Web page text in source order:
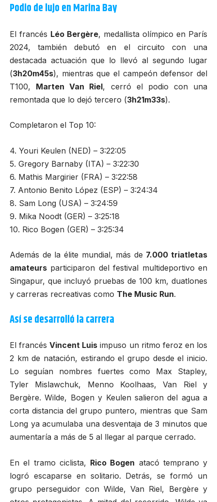
Podio de lujo en Marina Bay
El francés Léo Bergère, medallista olímpico en París
2024, también debutó en el circuito con una
destacada actuación que lo llevó al segundo lugar
(3h20m45s), mientras que el campeón defensor del
T100, Marten Van Riel, cerró el podio con una
remontada que lo dejó tercero (3h21m33s).
Completaron el Top 10:
4. Youri Keulen (NED) – 3:22:05
5. Gregory Barnaby (ITA) – 3:22:30
6. Mathis Margirier (FRA) – 3:22:58
7. Antonio Benito López (ESP) – 3:24:34
8. Sam Long (USA) – 3:24:59
9. Mika Noodt (GER) – 3:25:18
10. Rico Bogen (GER) – 3:25:34
Además de la élite mundial, más de 7.000 triatletas
amateurs participaron del festival multideportivo en
Singapur, que incluyó pruebas de 100 km, duatlones
y carreras recreativas como The Music Run.
Así se desarrolló la carrera
El francésVincent Luis impuso un ritmo feroz en los
2 km de natación, estirando el grupo desde el inicio.
Lo seguían nombres fuertes como Max Stapley,
Tyler Mislawchuk, Menno Koolhaas, Van Riel y
Bergère. Wilde, Bogen y Keulen salieron del agua a
corta distancia del grupo puntero, mientras que Sam
Long ya acumulaba una desventaja de 3 minutos que
aumentaría a más de 5 al llegar al parque cerrado.
En el tramo ciclista, Rico Bogen atacó temprano y
logró escaparse en solitario. Detrás, se formó un
grupo perseguidor con Wilde, Van Riel, Bergère y